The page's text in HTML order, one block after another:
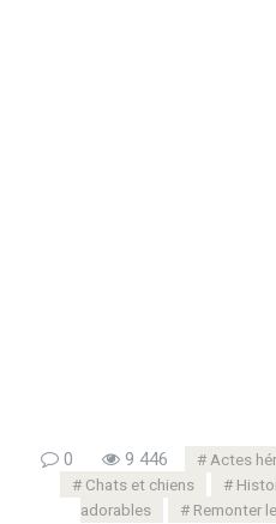
0 9 446 Actes
Chats et chiens
adorables
Remonter